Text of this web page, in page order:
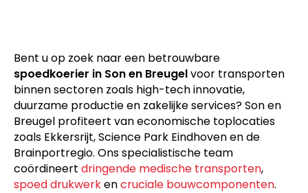
Bent u op zoek naar een betrouwbare
spoedkoerier in Son en Breugelvoor transporten
binnen sectoren zoals high-tech innovatie,
duurzame productie en zakelijke services? Son en
Breugel profiteert van economische toplocaties
zoals Ekkersrijt, Science Park Eindhoven en de
Brainportregio. Ons specialistische team
coördineert dringende medische transporten,
spoed drukwerkencruciale bouwcomponenten.